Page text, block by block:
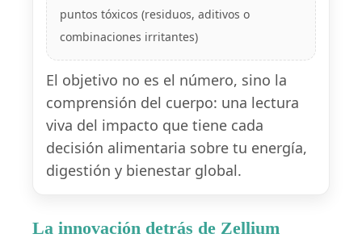
puntos tóxicos (residuos, aditivos o
combinaciones irritantes)
El objetivo no es el número, sino la
comprensión del cuerpo: una lectura
viva del impacto que tiene cada
decisión alimentaria sobre tu energía,
digestión y bienestar global.
La innovación detrás de Zellium